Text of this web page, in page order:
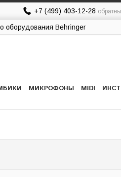
+7 (499) 403-12-28
оборудования Behringer
МИКРОФОНЫ MIDI